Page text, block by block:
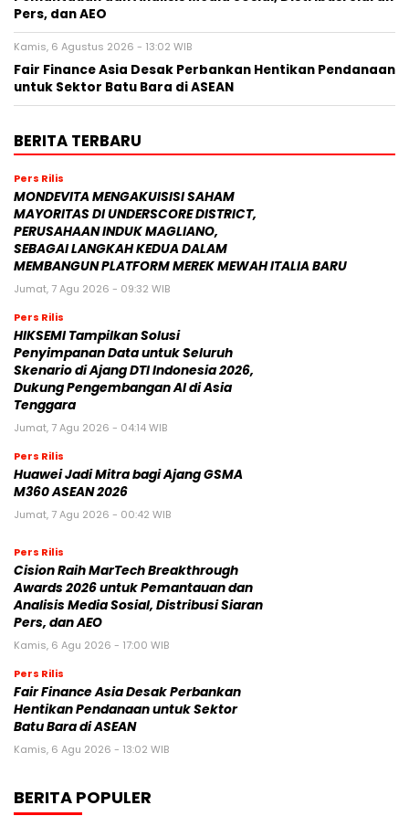
Pers, dan AEO
Kamis, 6 Agustus 2026 - 13:02 WIB
Fair Finance Asia Desak Perbankan Hentikan Pendanaan
untuk Sektor Batu Bara di ASEAN
BERITA TERBARU
Pers Rilis
MONDEVITA MENGAKUISISI SAHAM
MAYORITAS DI UNDERSCORE DISTRICT,
PERUSAHAAN INDUK MAGLIANO,
SEBAGAI LANGKAH KEDUA DALAM
MEMBANGUN PLATFORM MEREK MEWAH ITALIA BARU
Jumat, 7 Agu 2026 - 09:32 WIB
Pers Rilis
HIKSEMI Tampilkan Solusi
Penyimpanan Data untuk Seluruh
Skenario di Ajang DTI Indonesia 2026,
Dukung Pengembangan AI di Asia
Tenggara
Jumat, 7 Agu 2026 - 04:14 WIB
Pers Rilis
Huawei Jadi Mitra bagi Ajang GSMA
M360 ASEAN 2026
Jumat, 7 Agu 2026 - 00:42 WIB
Pers Rilis
Cision Raih MarTech Breakthrough
Awards 2026 untuk Pemantauan dan
Analisis Media Sosial, Distribusi Siaran
Pers, dan AEO
Kamis, 6 Agu 2026 - 17:00 WIB
Pers Rilis
Fair Finance Asia Desak Perbankan
Hentikan Pendanaan untuk Sektor
Batu Bara di ASEAN
Kamis, 6 Agu 2026 - 13:02 WIB
BERITA POPULER